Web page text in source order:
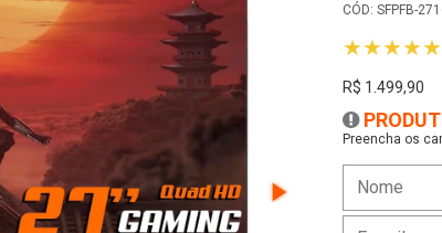
CÓD: SFPFB-
★★★★★
R$ 1.499,90
Preencha os